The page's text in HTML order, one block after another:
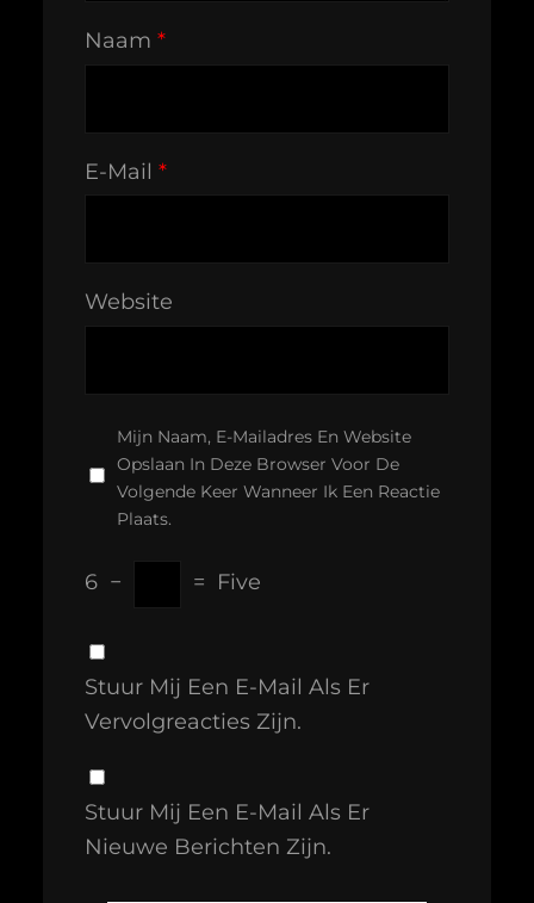
Naam *
E-Mail *
Website
Mijn Naam, E-Mailadres En Website
Opslaan In Deze Browser Voor De
Volgende Keer Wanneer Ik Een Reactie
Plaats.
6 − = Five
Stuur Mij Een E-Mail Als Er
Vervolgreacties Zijn.
Stuur Mij Een E-Mail Als Er
Nieuwe Berichten Zijn.